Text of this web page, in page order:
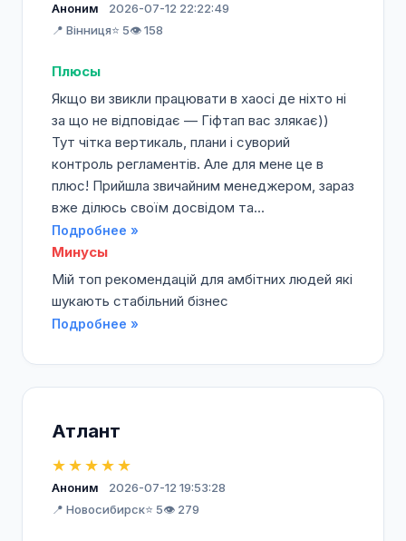
Аноним
2026-07-12 22:22:49
📍 Вінниця⭐ 5👁️ 158
Плюсы
Якщо ви звикли працювати в хаосі де ніхто ні
за що не відповідає — Гіфтап вас злякає))
Тут чітка вертикаль, плани і суворий
контроль регламентів. Але для мене це в
плюс! Прийшла звичайним менеджером, зараз
вже ділюсь своїм досвідом та...
Подробнее »
Минусы
Мій топ рекомендацій для амбітних людей які
шукають стабільний бізнес
Подробнее »
Атлант
★★★★★
Аноним
2026-07-12 19:53:28
📍 Новосибирск⭐ 5👁️ 279